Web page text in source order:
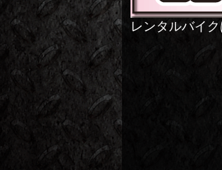
レンタルバ